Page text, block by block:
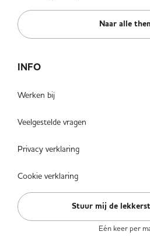
Naar alle
INFO
Werken bij
Veelgestelde vragen
Privacy verklaring
Cookie verklaring
Stuur mij de
Eén keer per